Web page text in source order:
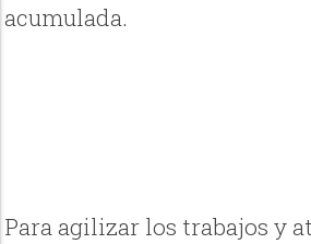
acumulada.
Para agilizar los trabajos y